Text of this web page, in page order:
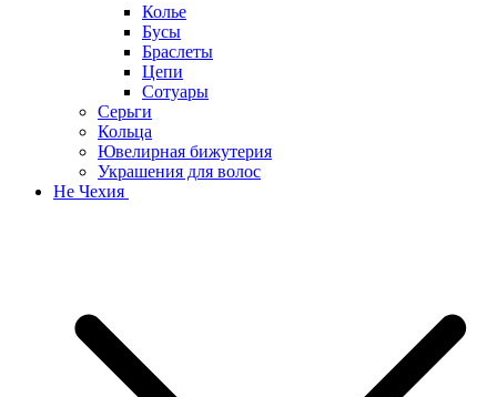
Колье
Бусы
Браслеты
Цепи
Сотуары
Серьги
Кольца
Ювелирная бижутерия
Украшения для волос
Не Чехия